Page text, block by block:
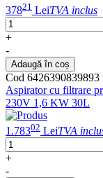
37821 LeiTVA inclus
+
-
Adaugă în coș
Cod 6426390839893
Aspirator cu filtrare
230V 1,6 KW 30L
1.78302 LeiTVA
+
-